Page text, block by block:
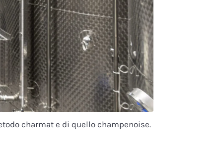
charmat e di quello champenoise.